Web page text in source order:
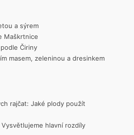
a sýrem
Maškrtnice
Čiriny
masem, zeleninou a dresinkem
rajčat: Jaké plody použít
hlavní rozdíly